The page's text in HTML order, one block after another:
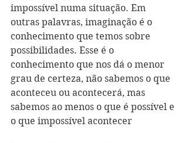
impossível numa situação. Em
outras palavras, imaginação é o
conhecimento que temos sobre
possibilidades. Esse é o
conhecimento que nos dá o menor
grau de certeza, não sabemos o que
aconteceu ou acontecerá, mas
sabemos ao menos o que é possível e
o que impossível acontecer